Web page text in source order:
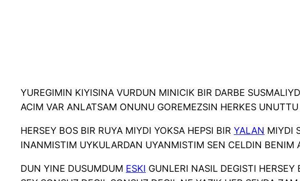
YUREGIMIN KIYISINA VURDUN MINICIK BIR DARBE
ACIM VAR ANLATSAM ONUNU GOREMEZSIN HERKES
HERSEY BOS BIR RUYA MIYDI YOKSA HEPSI BIR YALAN MIYDI
INANMISTIM UYKULARDAN UYANMISTIM SEN CELDIN
DUN YINE DUSUMDUM ESKI GUNLERI NASIL DEGISTI